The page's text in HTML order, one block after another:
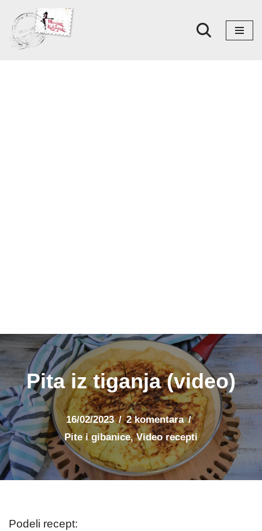
Skoči
na
Pita iz tiganja (video)
16/02/2023
2 komentara
Pite i gibanice,Video recepti
Podeli recept: